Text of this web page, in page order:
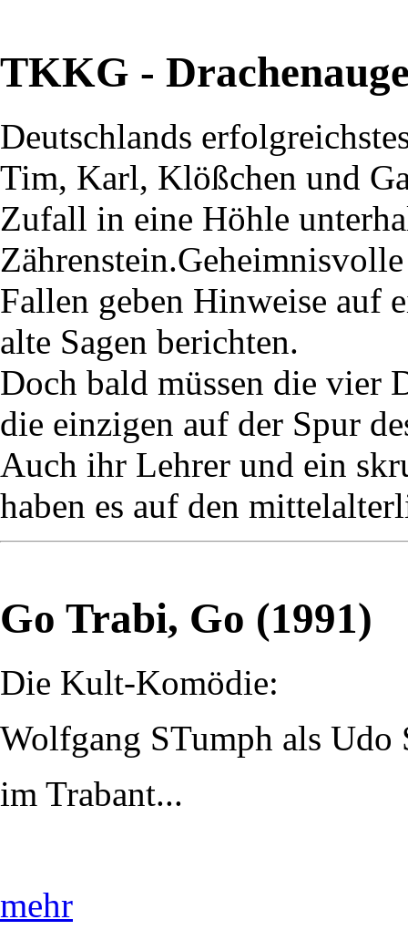
TKKG -
Deutschlands
Tim, Karl, Klößchen und
Zufall in eine Höhle
Fallen geben Hinweise auf
alte Sagen berichten.
Doch bald müssen die vier
die einzigen auf der Spur
Auch ihr Lehrer und ein
haben es auf den
Go Trabi, Go (1991)
Die Kult-Komödie:
Wolfgang STumph als Udo
im Trabant...
mehr